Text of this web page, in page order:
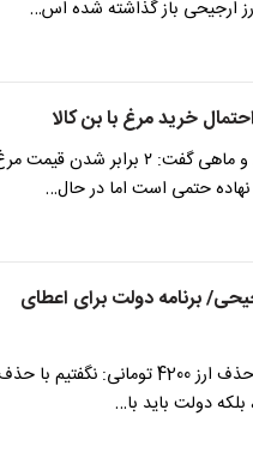
ارجیحی باز گذاشته شده اس…
رییس اتحادیه فروشندگان مرغ و ماهی گفت: ۲ برابر شدن
حتمی است اما در حال…
برنامه دولت برای اعطای
"مهدی طغیانی" نماینده موافق حذف ارز 4200 تومانی: نگفتیم
دولت باید با…